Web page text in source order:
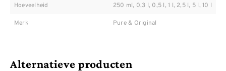
Hoeveelheid 250 ml, 0,3 l, 0,5 l, 1 l, 2,5 l, 5 l, 10 l
Merk Pure & Original
Alternatieve producten